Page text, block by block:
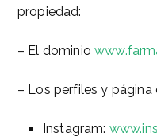
propiedad:
– El dominio
– Los perfiles y página
Instagram: